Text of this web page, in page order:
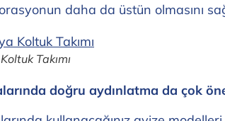
daha da üstün olmasını
Takımı
doğru aydınlatma da çok